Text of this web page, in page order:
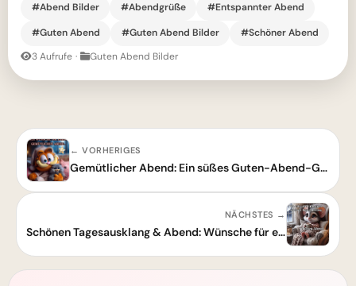
#Abend Bilder #Abendgrüße
#Entspannter Abend
#Guten Abend
#Guten Abend Bilder
#Schöner Abend
3 Aufrufe · Guten Abend Bilder
← VORHERIGES
Gemütlicher Abend: Ein süßes Guten-Abend-Grußbild zum Entspannen
NÄCHSTES →
Schönen Tagesausklang & Abend: Wünsche für einen entspannten Feierabend